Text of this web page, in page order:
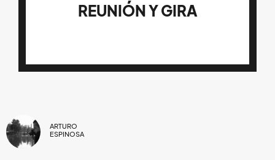
REUNIÓN Y GIRA
ARTURO
ESPINOSA